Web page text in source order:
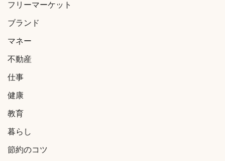
フリーマーケット
ブランド
マネー
不動産
仕事
健康
教育
暮らし
節約のコツ